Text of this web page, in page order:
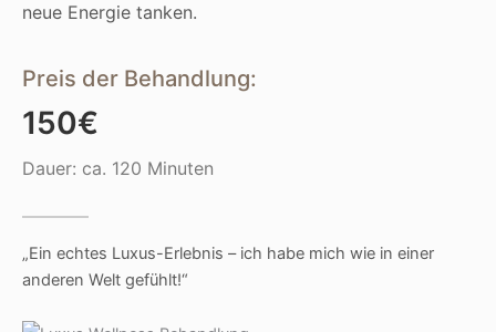
neue Energie tanken.
Preis der Behandlung:
150€
Dauer: ca. 120 Minuten
„Ein echtes Luxus-Erlebnis – ich habe mich wie in einer
anderen Welt gefühlt!“